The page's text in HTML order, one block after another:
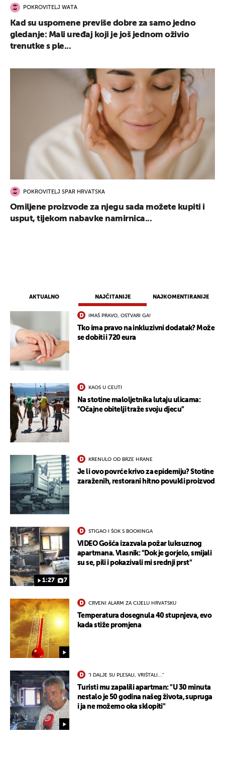
AKTUALNO NAJČITANIJE NAJKOMENTIRANIJE
IMAŠ PRAVO, OSTVARI GA!
Tko ima pravo na inkluzivni dodatak? Može
se dobiti i 720 eura
KAOS U CEUTI
Na stotine maloljetnika lutaju ulicama:
"Očajne obitelji traže svoju djecu"
KRENULO OD BRZE HRANE
Je li ovo povrće krivo za epidemiju? Stotine
zaraženih, restorani hitno povukli proizvod
1:27 7
STIGAO I ŠOK S BOOKINGA
VIDEO Gošća izazvala požar luksuznog
apartmana. Vlasnik: "Dok je gorjelo, smijali
su se, pili i pokazivali mi srednji prst"
CRVENI ALARM ZA CIJELU HRVATSKU
Temperatura dosegnula 40 stupnjeva, evo
kada stiže promjena
"I DALJE SU PLESALI, VRIŠTALI..."
Turisti mu zapalili apartman: "U 30 minuta
nestalo je 50 godina našeg života, supruga
i ja ne možemo oka sklopiti"
POKROVITELJ WATA
Kad su uspomene previše dobre za samo jedno
gledanje: Mali uređaj koji je još jednom oživio
trenutke s ple...
POKROVITELJ SPAR HRVATSKA
Omiljene proizvode za njegu sada možete kupiti i
usput, tijekom nabavke namirnica...